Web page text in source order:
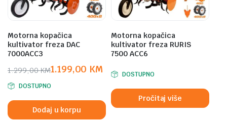
Motorna kopačica
kultivator freza DAC
7000ACC3
1.299,00KM
Original
price
was:
1.299,00 KM.
1.199,00 KM
Current
price
is:
1.199,00 KM.
DOSTUPNO
Dodaj u korpu
Motorna kopačica
kultivator freza RURIS
7500 ACC6
DOSTUPNO
Pročitaj više